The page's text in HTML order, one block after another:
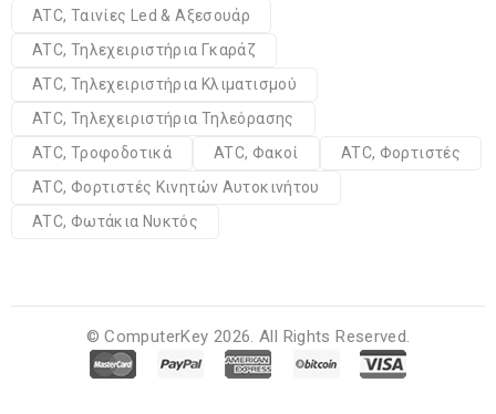
ATC, Ταινίες Led & Αξεσουάρ
ATC, Τηλεχειριστήρια Γκαράζ
ATC, Τηλεχειριστήρια Κλιματισμού
ATC, Τηλεχειριστήρια Τηλεόρασης
ATC, Τροφοδοτικά
ATC, Φακοί
ATC, Φορτιστές
ATC, Φορτιστές Κινητών Αυτοκινήτου
ATC, Φωτάκια Νυκτός
© ComputerKey 2026. All Rights Reserved.